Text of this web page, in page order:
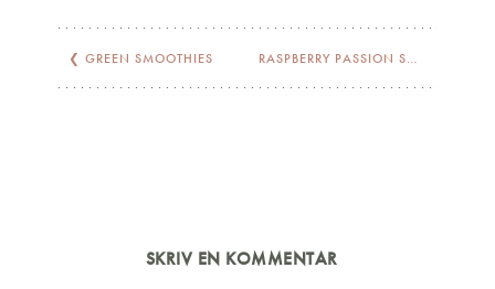
❮ GREEN SMOOTHIES RASPBERRY PASSION SMOOTHIES
SKRIV EN KOMMENTAR